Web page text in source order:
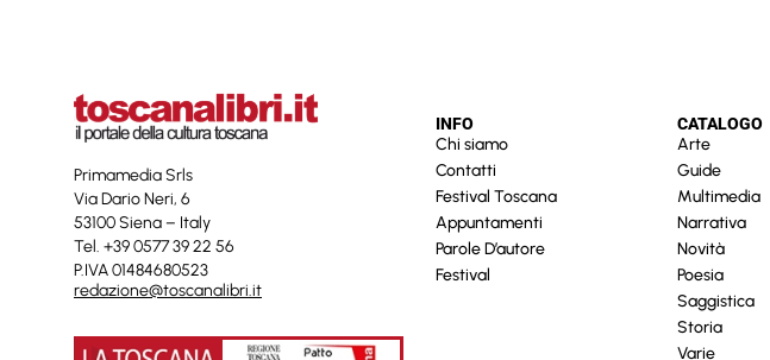
Primamedia Srls
Via Dario Neri, 6
53100 Siena – Italy
Tel. +39 0577 39 22 56
P.IVA 01484680523
redazione@toscanalibri.it
INFO
Chi siamo
Contatti
Festival Toscana
Appuntamenti
Parole D’autore
Festival
CATALOGO
Arte
Guide
Multimedia
Narrativa
Novità
Poesia
Saggistica
Storia
Varie